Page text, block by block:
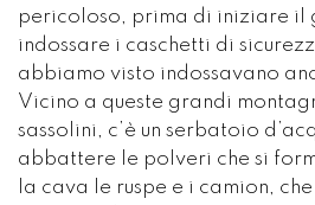
pericoloso, prima di iniziare il
indossare i caschetti di
abbiamo visto indossavano
Vicino a queste grandi
sassolini, c’è un serbatoio
abbattere le polveri che si
la cava le ruspe e i camion,